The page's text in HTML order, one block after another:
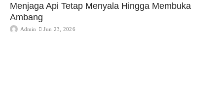
Menjaga Api Tetap Menyala Hingga Membuka
Ambang
Admin Jun 23, 2026